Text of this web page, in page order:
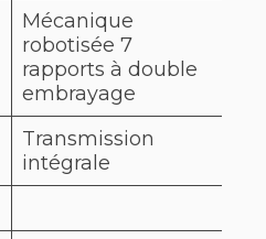
Mécanique
robotisée 7
rapports à double
embrayage
Transmission
intégrale